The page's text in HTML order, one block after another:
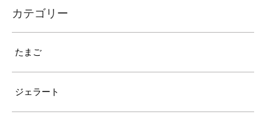
カテゴリー
たまご
ジェラート